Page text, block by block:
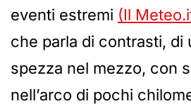
eventi estremi (Il
che parla di contrasti, di
spezza nel mezzo, con
nell’arco di pochi